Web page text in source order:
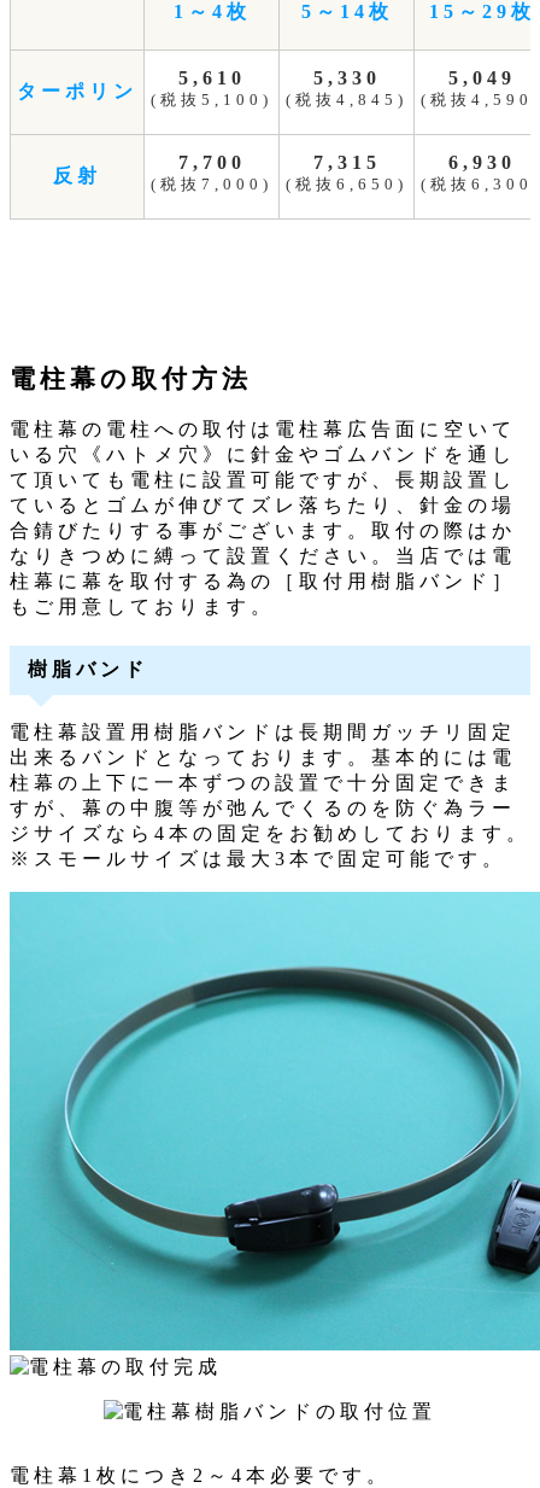
1～4枚 5～14枚 15～29枚
ターポリン
5,610
(税抜5,100)
5,330
(税抜4,845)
5,049
(税抜
反射
7,700
(税抜7,000)
7,315
(税抜6,650)
6,930
(税抜
電柱幕の取付方法
電柱幕の電柱への取付は電柱幕広告面に空いて
いる穴《ハトメ穴》に針金やゴムバンドを通し
て頂いても電柱に設置可能ですが、長期設置し
ているとゴムが伸びてズレ落ちたり、針金の場
合錆びたりする事がございます。取付の際はか
なりきつめに縛って設置ください。当店では電
柱幕に幕を取付する為の［取付用樹脂バンド］
もご用意しております。
樹脂バンド
電柱幕設置用樹脂バンドは長期間ガッチリ固定
出来るバンドとなっております。基本的には電
柱幕の上下に一本ずつの設置で十分固定できま
すが、幕の中腹等が弛んでくるのを防ぐ為ラー
ジサイズなら4本の固定をお勧めしております。
※スモールサイズは最大3本で固定可能です。
電柱幕1枚につき2～4本必要です。